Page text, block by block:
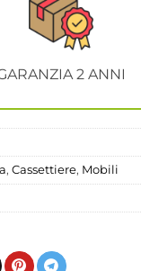
2 ANNI
, Cassettiere, Mobili